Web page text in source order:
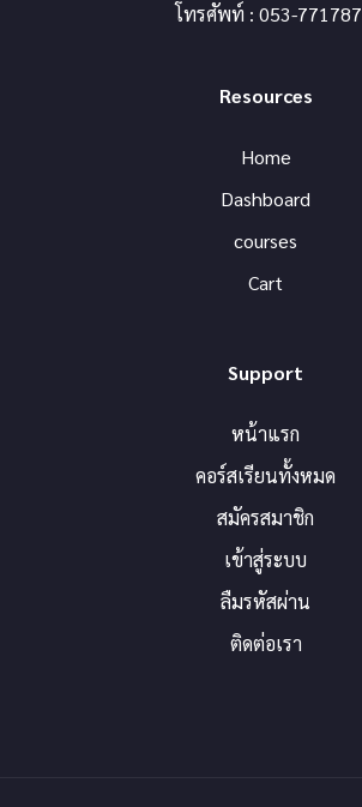
โทรศัพท์ : 053-771787
Resources
Home
Dashboard
courses
Cart
Support
หน้าแรก
คอร์สเรียนทั้งหมด
สมัครสมาชิก
เข้าสู่ระบบ
ลืมรหัสผ่าน
ติดต่อเรา